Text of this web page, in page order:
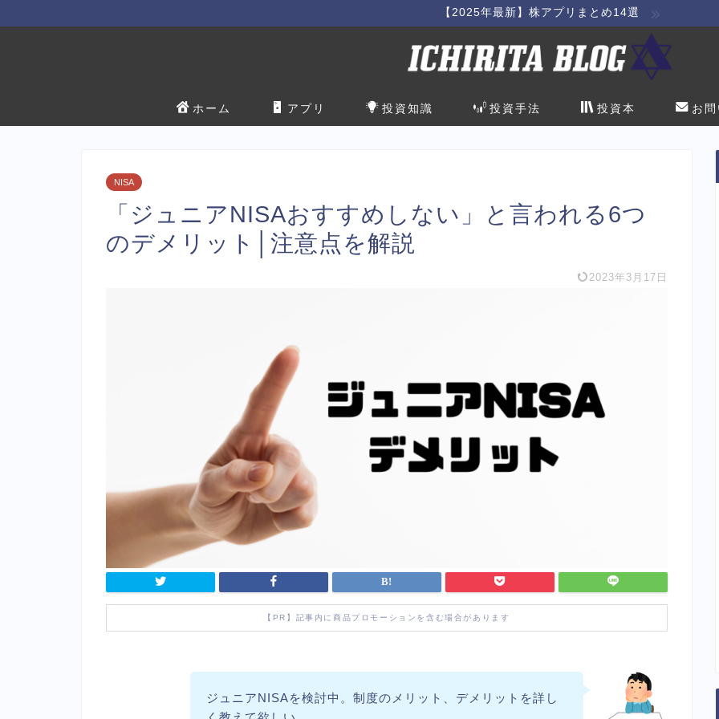
【2025年最新】株アプリまとめ14選
ホーム アプリ 投資知識 投資手法 投資本 お
NISA
「ジュニアNISAおすすめしない」と言われる6つ
のデメリット│注意点を解説
2023年3月17日
【PR】記事内に商品プロモーションを含む場合があります
ジュニアNISAを検討中。制度のメリット、デメリットを詳し